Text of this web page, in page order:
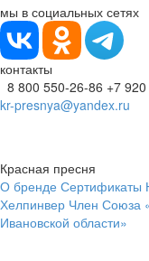
мы в социальных сетях
контакты
8 800 550-26-86 +7
kr-presnya@yandex.ru
Красная пресня
О бренде Сертификаты
Хелпинвер Член Союза
Ивановской области»